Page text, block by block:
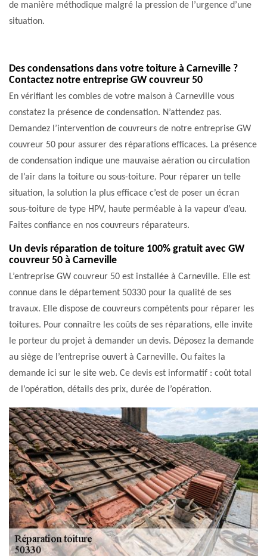
de manière méthodique malgré la pression de l’urgence d’une
situation.
Des condensations dans votre toiture à Carneville ?
Contactez notre entreprise GW couvreur 50
En vérifiant les combles de votre maison à Carneville vous
constatez la présence de condensation. N’attendez pas.
Demandez l’intervention de couvreurs de notre entreprise GW
couvreur 50 pour assurer des réparations efficaces. La présence
de condensation indique une mauvaise aération ou circulation
de l’air dans la toiture ou sous-toiture. Pour réparer un telle
situation, la solution la plus efficace c’est de poser un écran
sous-toiture de type HPV, haute perméable à la vapeur d’eau.
Faites confiance en nos couvreurs réparateurs.
Un devis réparation de toiture 100% gratuit avec GW
couvreur 50 à Carneville
L’entreprise GW couvreur 50 est installée à Carneville. Elle est
connue dans le département 50330 pour la qualité de ses
travaux. Elle dispose de couvreurs compétents pour réparer les
toitures. Pour connaître les coûts de ses réparations, elle invite
le porteur du projet à demander un devis. Déposez la demande
au siège de l’entreprise ouvert à Carneville. Ou faites la
demande ici sur le site web. Ce devis est informatif : coût total
de l’opération, détails des prix, durée de l’opération.